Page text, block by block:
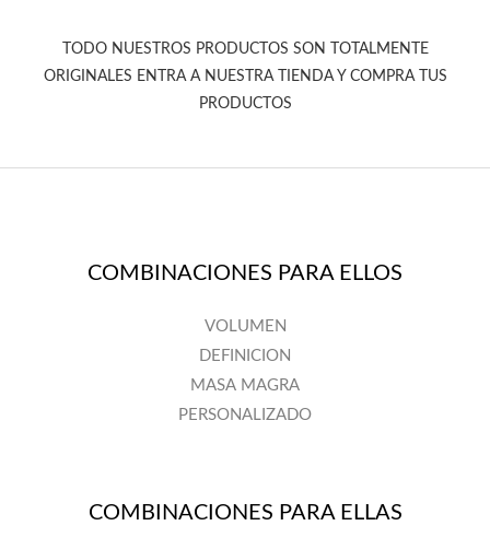
TODO NUESTROS PRODUCTOS SON TOTALMENTE
ORIGINALES ENTRA A NUESTRA TIENDA Y COMPRA TUS
PRODUCTOS
COMBINACIONES PARA ELLOS
VOLUMEN
DEFINICION
MASA MAGRA
PERSONALIZADO
COMBINACIONES PARA ELLAS